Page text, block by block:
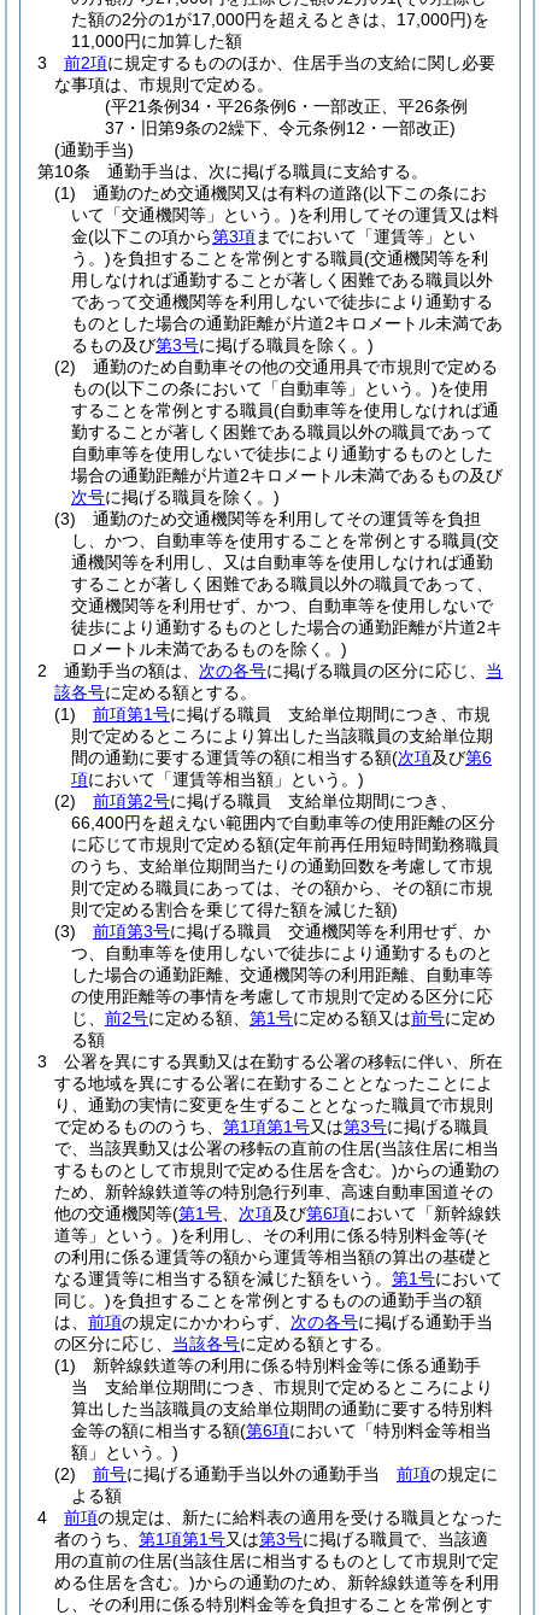
た額の2分の1が17,000円を超えるときは、17,000円)を
11,000円に加算した額
3
前2項に規定するもののほか、住居手当の支給に関し必要
な事項は、市規則で定める。
(平21条例34・平26条例6・一部改正、平26条例
37・旧第9条の2繰下、令元条例12・一部改正)
(通勤手当)
第10条
通勤手当は、次に掲げる職員に支給する。
(1)
通勤のため交通機関又は有料の道路(以下この条にお
いて「交通機関等」という。)を利用してその運賃又は料
金(以下この項から第3項までにおいて「運賃等」とい
う。)を負担することを常例とする職員(交通機関等を利
用しなければ通勤することが著しく困難である職員以外
であって交通機関等を利用しないで徒歩により通勤する
ものとした場合の通勤距離が片道2キロメートル未満であ
るもの及び第3号に掲げる職員を除く。)
(2)
通勤のため自動車その他の交通用具で市規則で定める
もの(以下この条において「自動車等」という。)を使用
することを常例とする職員(自動車等を使用しなければ通
勤することが著しく困難である職員以外の職員であって
自動車等を使用しないで徒歩により通勤するものとした
場合の通勤距離が片道2キロメートル未満であるもの及び
次号に掲げる職員を除く。)
(3)
通勤のため交通機関等を利用してその運賃等を負担
し、かつ、自動車等を使用することを常例とする職員(交
通機関等を利用し、又は自動車等を使用しなければ通勤
することが著しく困難である職員以外の職員であって、
交通機関等を利用せず、かつ、自動車等を使用しないで
徒歩により通勤するものとした場合の通勤距離が片道2キ
ロメートル未満であるものを除く。)
2
通勤手当の額は、 次の各号に掲げる職員の区分に応じ、 当
該各号に定める額とする。
(1)
前項第1号に掲げる職員 支給単位期間につき、市規
則で定めるところにより算出した当該職員の支給単位期
間の通勤に要する運賃等の額に相当する額(次項及び第6
項において「運賃等相当額」という。)
(2)
前項第2号に掲げる職員 支給単位期間につき、
66,400円を超えない範囲内で自動車等の使用距離の区分
に応じて市規則で定める額(定年前再任用短時間勤務職員
のうち、支給単位期間当たりの通勤回数を考慮して市規
則で定める職員にあっては、その額から、その額に市規
則で定める割合を乗じて得た額を減じた額)
(3)
前項第3号に掲げる職員 交通機関等を利用せず、か
つ、自動車等を使用しないで徒歩により通勤するものと
した場合の通勤距離、交通機関等の利用距離、自動車等
の使用距離等の事情を考慮して市規則で定める区分に応
じ、 前2号に定める額、 第1号に定める額又は前号に定め
る額
3
公署を異にする異動又は在勤する公署の移転に伴い、所在
する地域を異にする公署に在勤することとなったことによ
り、通勤の実情に変更を生ずることとなった職員で市規則
で定めるもののうち、 第1項第1号又は第3号に掲げる職員
で、当該異動又は公署の移転の直前の住居(当該住居に相当
するものとして市規則で定める住居を含む。)からの通勤の
ため、新幹線鉄道等の特別急行列車、高速自動車国道その
他の交通機関等(第1号 次項及び第6項において「新幹線鉄
道等」という。)を利用し、その利用に係る特別料金等(そ
の利用に係る運賃等の額から運賃等相当額の算出の基礎と
なる運賃等に相当する額を減じた額をいう。 第1号において
同じ。)を負担することを常例とするものの通勤手当の額
は、 前項の規定にかかわらず、 次の各号に掲げる通勤手当
の区分に応じ、 当該各号に定める額とする。
(1)
新幹線鉄道等の利用に係る特別料金等に係る通勤手
当 支給単位期間につき、市規則で定めるところにより
算出した当該職員の支給単位期間の通勤に要する特別料
金等の額に相当する額(第6項において「特別料金等相当
額」という。)
(2)
前号に掲げる通勤手当以外の通勤手当 前項の規定に
よる額
4
前項の規定は、新たに給料表の適用を受ける職員となった
者のうち、 第1項第1号又は第3号に掲げる職員で、当該適
用の直前の住居(当該住居に相当するものとして市規則で定
める住居を含む。)からの通勤のため、新幹線鉄道等を利用
し、その利用に係る特別料金等を負担することを常例とす